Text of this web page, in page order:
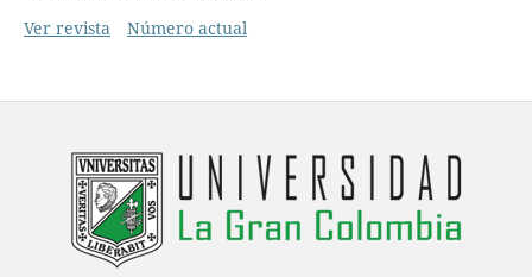
Ver revista
Número actual